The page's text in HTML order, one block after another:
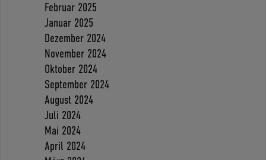
Februar 2025
Januar 2025
Dezember 2024
November 2024
Oktober 2024
September 2024
August 2024
Juli 2024
Mai 2024
April 2024